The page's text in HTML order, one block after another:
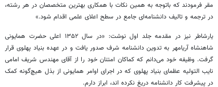
مقر فرمودند که باتوجه به همین نکات با همکاری بهترین متخصصان در هر رشته،
در ترجمه و تالیف دانشنامه‌ای جامع در سطح اعلای علمی اقدام شود.»
یارشاطر نیز در مقدمه جلد اول نوشت: «در سال ۱۳۵۲ اعلی حضرت همایونی
شاهنشاه آریامهر به تدوین دانشنامه شرف صدور یافت و در عهده بنیاد پهلوی قرار
گرفت. وظیفه خود می‌دانم که کماکان امتنان خود را از آقای مهندس شریف امامی
نایب التولیه عظمای بنیاد پهلوی که در اجرای اوامر همایونی از بذل هیچ‌گونه کمک
در پیشرفت کار دانشنامه دریغ نکرده ‌اند، ابراز دارم.